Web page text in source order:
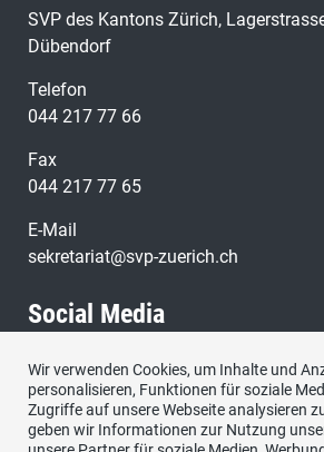
SVP des Kantons Zürich,
Dübendorf
Telefon
044 217 77 66
Fax
044 217 77 65
E-Mail
sekretariat@svp-zuerich.ch
Social Media
Besuchen Sie uns bei:
Wir verwenden Cookies, um Inhalte und
personalisieren, Funktionen für soziale
Zugriffe auf unsere Webseite analysieren
geben wir Informationen zur Nutzung